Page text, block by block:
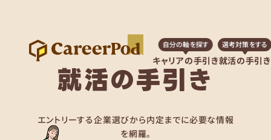
キャリアの手引き
自分の軸を探す
就活の手引き
選考対策をする
就活の手引き
エントリーする企業選びから内定までに必要な情報
を網羅。